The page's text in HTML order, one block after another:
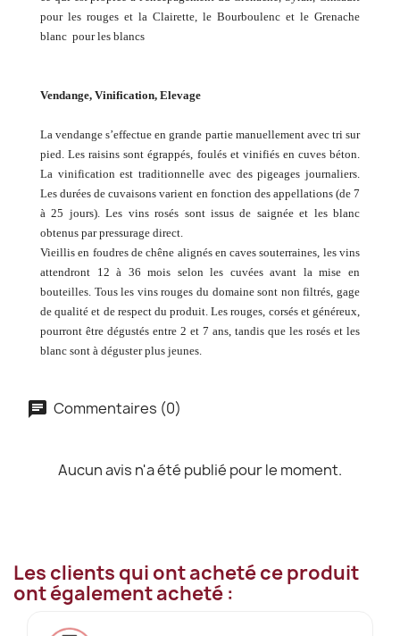
pour les rouges et la Clairette, le Bourboulenc et le Grenache
blanc pour les blancs
Vendange, Vinification, Elevage
La vendange s’effectue en grande partie manuellement avec tri sur
pied. Les raisins sont égrappés, foulés et vinifiés en cuves béton.
La vinification est traditionnelle avec des pigeages journaliers.
Les durées de cuvaisons varient en fonction des appellations (de 7
à 25 jours). Les vins rosés sont issus de saignée et les blanc
obtenus par pressurage direct.
Vieillis en foudres de chêne alignés en caves souterraines, les vins
attendront 12 à 36 mois selon les cuvées avant la mise en
bouteilles. Tous les vins rouges du domaine sont non filtrés, gage
de qualité et de respect du produit. Les rouges, corsés et généreux,
pourront être dégustés entre 2 et 7 ans, tandis que les rosés et les
blanc sont à déguster plus jeunes.
Commentaires (0)
Aucun avis n'a été publié pour le moment.
Les clients qui ont acheté ce produit
ont également acheté :